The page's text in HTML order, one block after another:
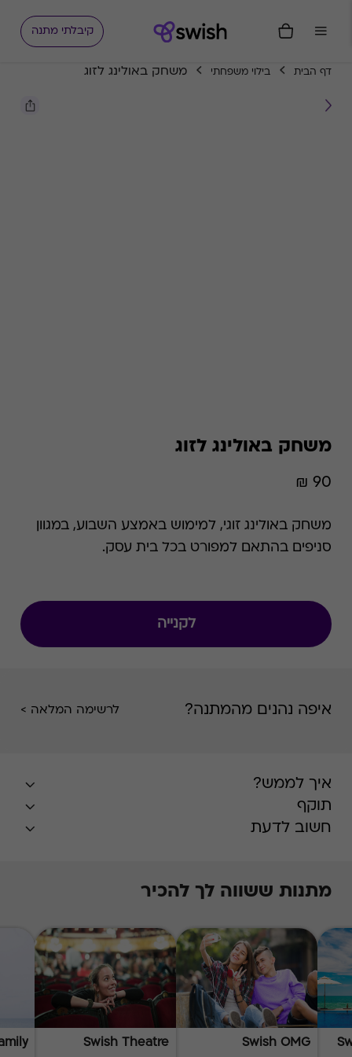
קיבלתי מתנה
דף הבית בילוי משפחתי משחק באולינג לזוג
משחק באולינג לזוג
90 ₪
משחק באולינג זוגי, למימוש באמצע השבוע, במגוון
סניפים בהתאם למפורט בכל בית עסק.
לקנייה
איפה נהנים מהמתנה? לרשימה המלאה >
איך לממש?
תוקף
חשוב לדעת
מתנות ששווה לך להכיר
Swish OMG
Swish Theatre